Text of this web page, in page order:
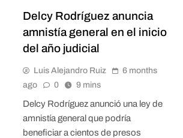
Delcy Rodríguez anuncia
amnistía general en el inicio
del año judicial
Luis Alejandro Ruiz
6 months
ago
0 9 mins
Delcy Rodríguez anunció una ley de
amnistía general que podría
beneficiar a cientos de presos